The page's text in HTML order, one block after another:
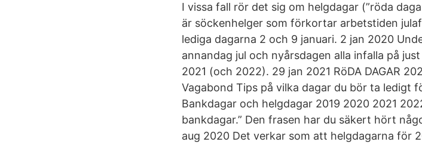
I vissa fall rör det sig om helgdagar (”röda
är söckenhelger som förkortar arbetstiden
lediga dagarna 2 och 9 januari. 2 jan 2020
annandag jul och nyårsdagen alla infalla på
2021 (och 2022). 29 jan 2021 RöDA DAGAR
Vagabond Tips på vilka dagar du bör ta ledigt
Bankdagar och helgdagar 2019 2020 2021
bankdagar.” Den frasen har du säkert hört
aug 2020 Det verkar som att helgdagarna för